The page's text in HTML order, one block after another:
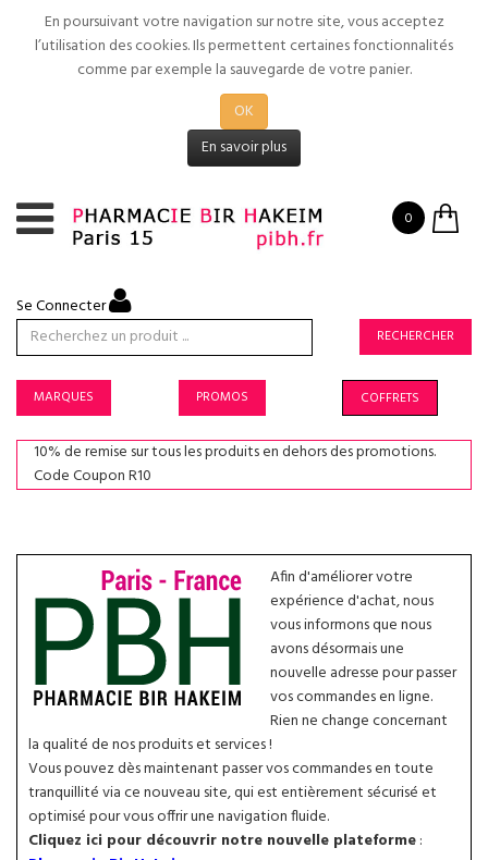
En poursuivant votre navigation sur notre site, vous acceptez
l’utilisation des cookies. Ils permettent certaines fonctionnalités
comme par exemple la sauvegarde de votre panier.
OK
En savoir plus
0
Se Connecter
RECHERCHER
MARQUES PROMOS COFFRETS
10% de remise sur tous les produits en dehors des promotions.
Code Coupon R10
Afin d'améliorer votre
expérience d'achat, nous
vous informons que nous
avons désormais une
nouvelle adresse pour passer
vos commandes en ligne.
Rien ne change concernant
la qualité de nos produits et services !
Vous pouvez dès maintenant passer vos commandes en toute
tranquillité via ce nouveau site, qui est entièrement sécurisé et
optimisé pour vous offrir une navigation fluide.
Cliquez ici pour découvrir notre nouvelle plateforme: